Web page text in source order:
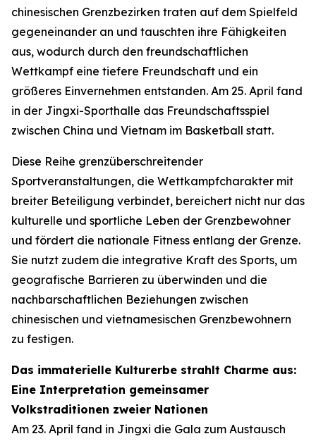
chinesischen Grenzbezirken traten auf dem Spielfeld
gegeneinander an und tauschten ihre Fähigkeiten
aus, wodurch durch den freundschaftlichen
Wettkampf eine tiefere Freundschaft und ein
größeres Einvernehmen entstanden. Am 25. April fand
in der Jingxi-Sporthalle das Freundschaftsspiel
zwischen China und Vietnam im Basketball statt.
Diese Reihe grenzüberschreitender
Sportveranstaltungen, die Wettkampfcharakter mit
breiter Beteiligung verbindet, bereichert nicht nur das
kulturelle und sportliche Leben der Grenzbewohner
und fördert die nationale Fitness entlang der Grenze.
Sie nutzt zudem die integrative Kraft des Sports, um
geografische Barrieren zu überwinden und die
nachbarschaftlichen Beziehungen zwischen
chinesischen und vietnamesischen Grenzbewohnern
zu festigen.
Das immaterielle Kulturerbe strahlt Charme aus:
Eine Interpretation gemeinsamer
Volkstraditionen zweier Nationen
Am 23. April fand in Jingxi die Gala zum Austausch